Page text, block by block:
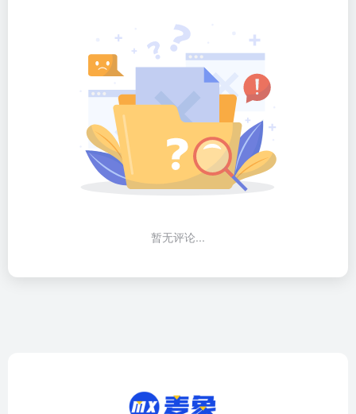
暂无评论...